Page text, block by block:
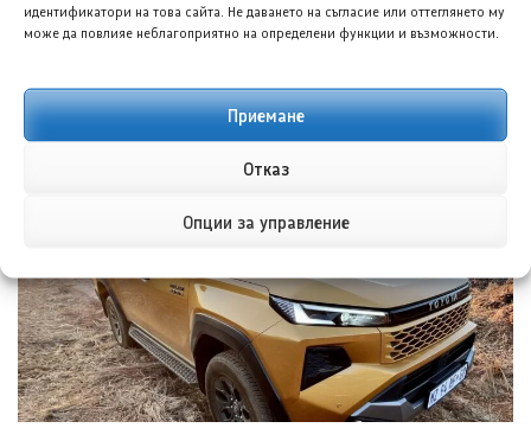
идентификатори на това сайта. Не даването на съгласие или оттеглянето му
може да повлияе неблагоприятно на определени функции и възможности.
Приемане
Отказ
Опции за управление
Форд планира достъпен кросоувър и четириврат
Mustang
ГЛОРИЯ ПЪРВАНОВА